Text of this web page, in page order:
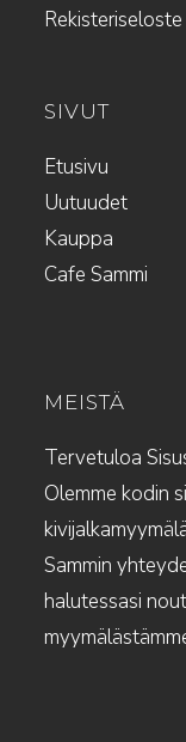
Rekisteriseloste
SIVUT
Etusivu
Uutuudet
Kauppa
Cafe Sammi
MEISTÄ
Tervetuloa
Olemme kodin
Sammin
halutessasi